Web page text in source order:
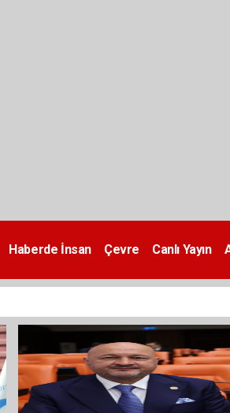
Haberde İnsan Çevre Canlı Yayın